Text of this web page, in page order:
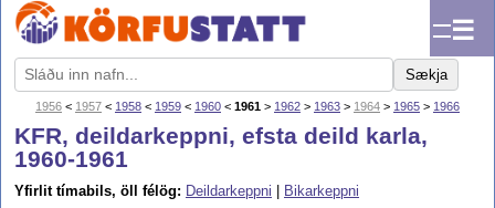
☰
Sækja
1956 < 1957 < 1958 < 1959 < 1960 < 1961 > 1962 > 1963 > 1964 > 1965 > 1966
KFR, deildarkeppni, efsta deild karla,
1960-1961
Yfirlit tímabils, öll félög: Deildarkeppni
Bikarkeppni